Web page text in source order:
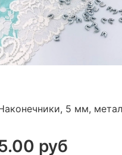
5 мм,
руб